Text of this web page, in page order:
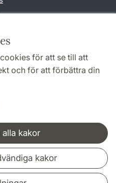
för att se till att
och för att förbättra din
alla kakor
kakor
nätverk